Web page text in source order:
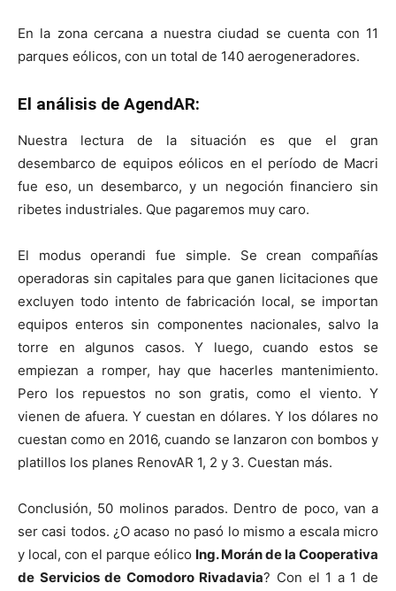
En la zona cercana a nuestra ciudad se cuenta con 11
parques eólicos, con un total de 140 aerogeneradores.
El análisis de AgendAR:
Nuestra lectura de la situación es que el gran
desembarco de equipos eólicos en el período de Macri
fue eso, un desembarco, y un negoción financiero sin
ribetes industriales. Que pagaremos muy caro.
El modus operandi fue simple. Se crean compañías
operadoras sin capitales para que ganen licitaciones que
excluyen todo intento de fabricación local, se importan
equipos enteros sin componentes nacionales, salvo la
torre en algunos casos. Y luego, cuando estos se
empiezan a romper, hay que hacerles mantenimiento.
Pero los repuestos no son gratis, como el viento. Y
vienen de afuera. Y cuestan en dólares. Y los dólares no
cuestan como en 2016, cuando se lanzaron con bombos y
platillos los planes RenovAR 1, 2 y 3. Cuestan más.
Conclusión, 50 molinos parados. Dentro de poco, van a
ser casi todos. ¿O acaso no pasó lo mismo a escala micro
y local, con el parque eólico Ing. Morán de la Cooperativa
de Servicios de Comodoro Rivadavia? Con el 1 a 1 de